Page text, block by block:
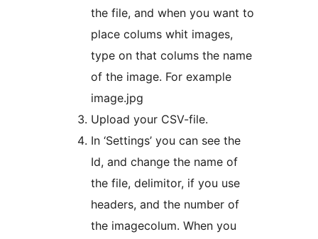
the file, and when you want to
place colums whit images,
type on that colums the name
of the image. For example
image.jpg
Upload your CSV-file.
In ‘Settings’ you can see the
Id, and change the name of
the file, delimitor, if you use
headers, and the number of
the imagecolum. When you